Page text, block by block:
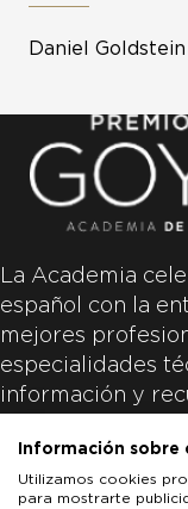
Daniel
La Academia
español con la
mejores
especialidades
información y
productoras de
única y exclusiva
Información sobre
Utilizamos cookies
para mostrarte